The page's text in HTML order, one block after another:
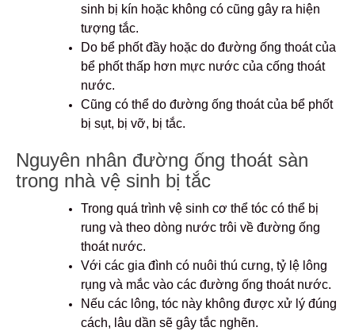
sinh bị kín hoặc không có cũng gây ra hiện
tượng tắc.
Do bể phốt đầy hoặc do đường ống thoát của
bể phốt thấp hơn mực nước của cống thoát
nước.
Cũng có thể do đường ống thoát của bể phốt
bị sụt, bị vỡ, bị tắc.
Nguyên nhân đường ống thoát sàn
trong nhà vệ sinh bị tắc
Trong quá trình vệ sinh cơ thể tóc có thể bị
rung và theo dòng nước trôi về đường ống
thoát nước.
Với các gia đình có nuôi thú cưng, tỷ lệ lông
rụng và mắc vào các đường ống thoát nước.
Nếu các lông, tóc này không được xử lý đúng
cách, lâu dần sẽ gây tắc nghẽn.